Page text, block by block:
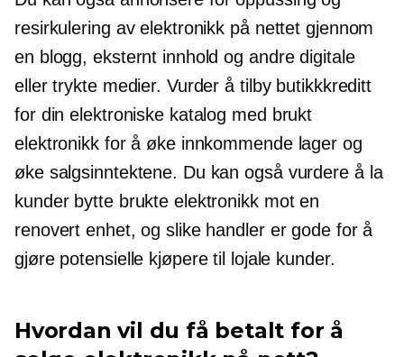
resirkulering av elektronikk på nettet gjennom
en blogg, eksternt innhold og andre digitale
eller trykte medier. Vurder å tilby butikkkreditt
for din elektroniske katalog med brukt
elektronikk for å øke innkommende lager og
øke salgsinntektene. Du kan også vurdere å la
kunder bytte brukte elektronikk mot en
renovert enhet, og slike handler er gode for å
gjøre potensielle kjøpere til lojale kunder.
Hvordan vil du få betalt for å